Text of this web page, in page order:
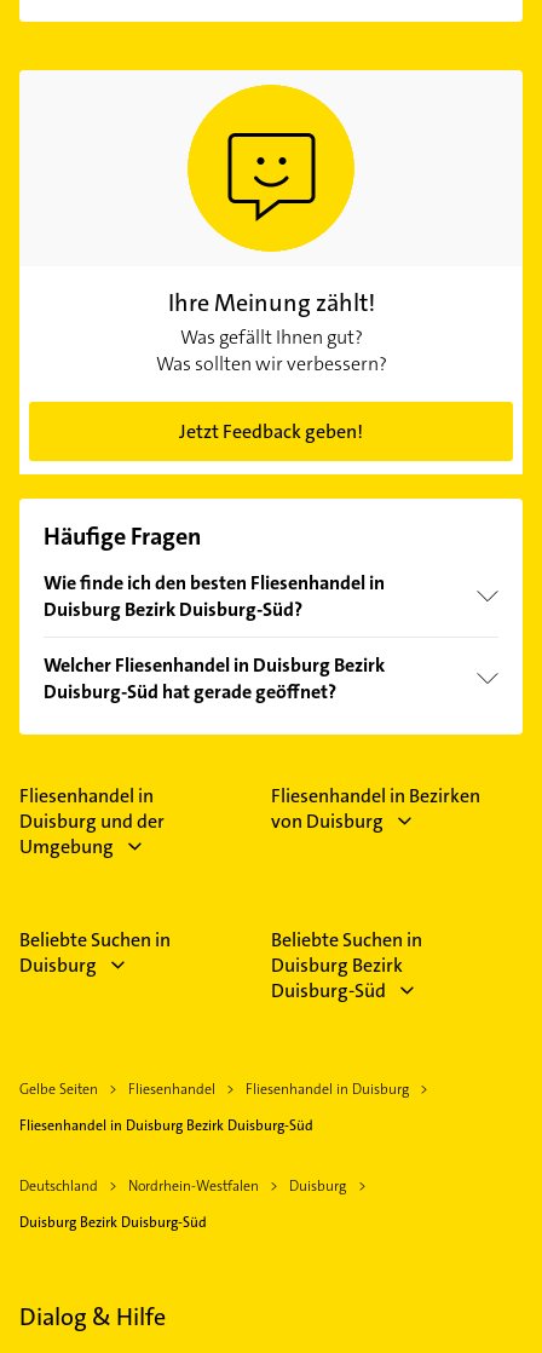
Ihre Meinung zählt!
Was gefällt Ihnen gut?
Was sollten wir verbessern?
Jetzt Feedback geben!
Häufige Fragen
Wie finde ich den besten Fliesenhandel in
Duisburg Bezirk Duisburg-Süd?
Kundenmeinungen und profitieren Sie von den
Empfehlungen. Die Suchergebnisse können Sie sich
einfach nachBewertungensortiert anzeigen lassen.
Welcher Fliesenhandel in Duisburg Bezirk
Duisburg-Süd hat gerade geöffnet?
Im Anbieter-Bereich finden Sie alleÖffnungszeiten.
Feiertagen abweichen können.
Fliesenhandel in
Duisburg und der
Umgebung
Fliesenhandel in Bezirken
von Duisburg
Beliebte Suchen in
Duisburg
Beliebte Suchen in
Duisburg Bezirk
Duisburg-Süd
Gelbe Seiten Fliesenhandel
Fliesenhandel in Duisburg
Fliesenhandel in Duisburg Bezirk Duisburg-Süd
Deutschland Nordrhein-Westfalen
Duisburg
Duisburg Bezirk Duisburg-Süd
Dialog & Hilfe